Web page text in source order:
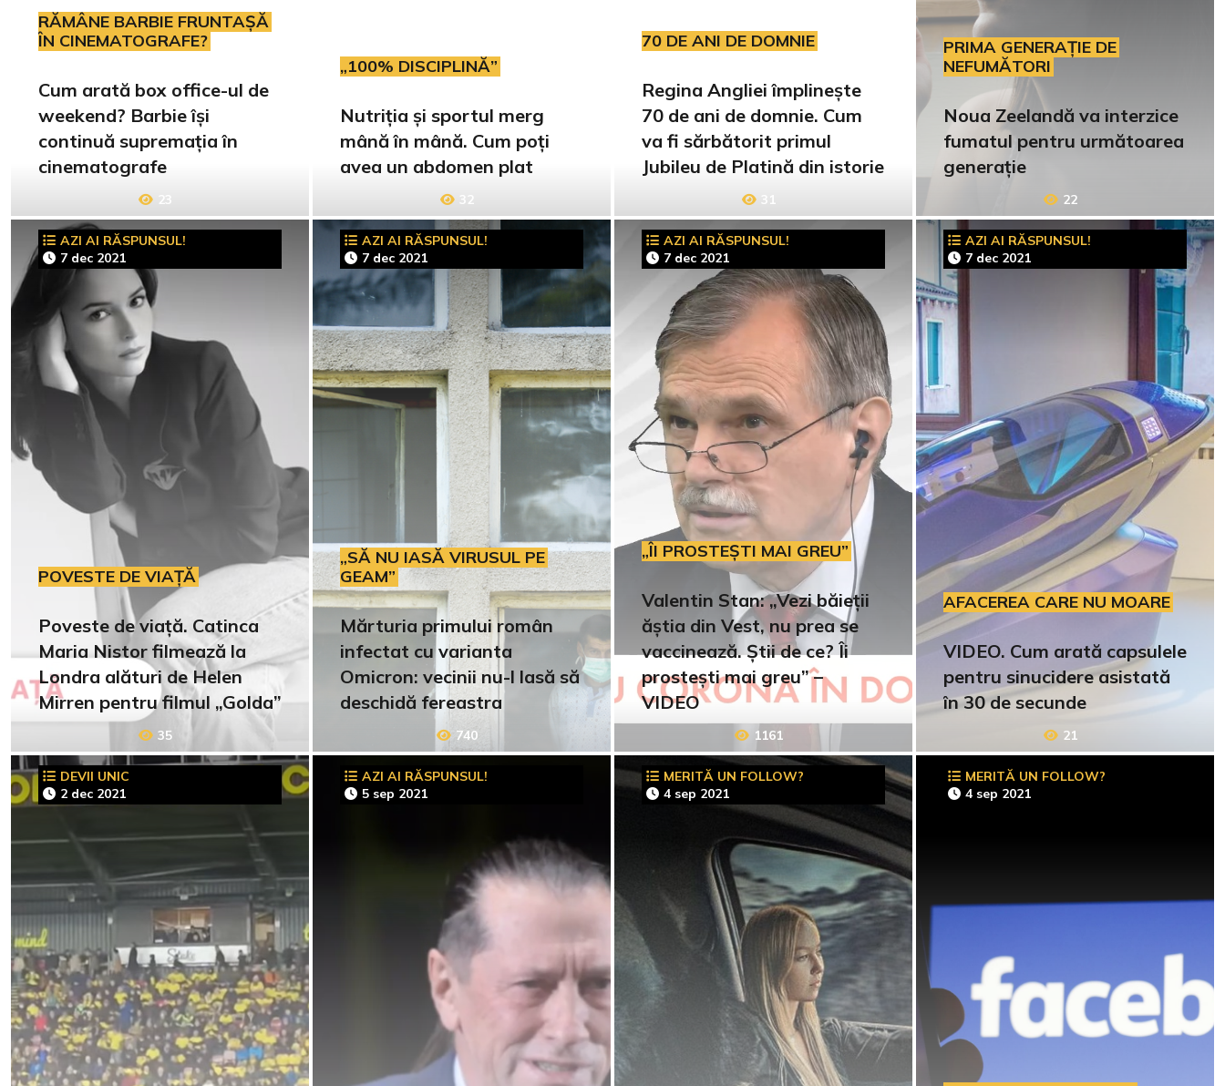
RĂMÂNE BARBIE FRUNTAȘĂ
ÎN CINEMATOGRAFE?
Cum arată box office-ul de
weekend? Barbie își
continuă supremația în
cinematografe
23
„100% DISCIPLINĂ”
Nutriția și sportul merg
mână în mână. Cum poți
avea un abdomen plat
32
70 DE ANI DE DOMNIE
Regina Angliei împlinește
70 de ani de domnie. Cum
va fi sărbătorit primul
Jubileu de Platină din istorie
31
PRIMA GENERAȚIE DE
NEFUMĂTORI
Noua Zeelandă va interzice
fumatul pentru următoarea
generație
22
AZI AI RĂSPUNSUL!
7 dec 2021
POVESTE DE VIAȚĂ
Poveste de viață. Catinca
Maria Nistor filmează la
Londra alături de Helen
Mirren pentru filmul „Golda”
35
AZI AI RĂSPUNSUL!
7 dec 2021
„SĂ NU IASĂ VIRUSUL PE
GEAM”
Mărturia primului român
infectat cu varianta
Omicron: vecinii nu-l lasă să
deschidă fereastra
740
AZI AI RĂSPUNSUL!
7 dec 2021
„ÎI PROSTEȘTI MAI GREU”
Valentin Stan: „Vezi băieții
ăștia din Vest, nu prea se
vaccinează. Știi de ce? Îi
prostești mai greu” –
VIDEO
1161
AZI AI RĂSPUNSUL!
7 dec 2021
AFACEREA CARE NU MOARE
VIDEO. Cum arată capsulele
pentru sinucidere asistată
în 30 de secunde
21
DEVII UNIC
2 dec 2021
AZI AI RĂSPUNSUL!
5 sep 2021
MERITĂ UN FOLLOW?
4 sep 2021
MERITĂ UN FOLLOW?
4 sep 2021